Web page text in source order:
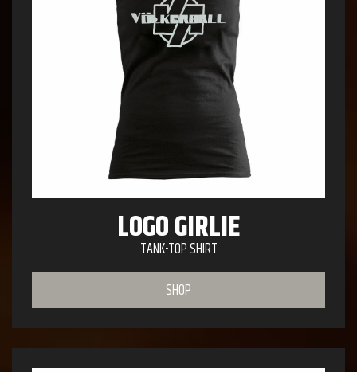
LOGO GIRLIE
TANK-TOP SHIRT
SHOP